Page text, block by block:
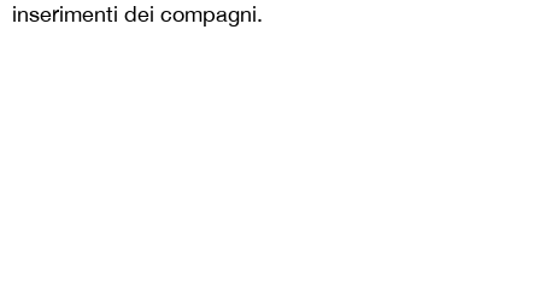
inserimenti dei compagni.